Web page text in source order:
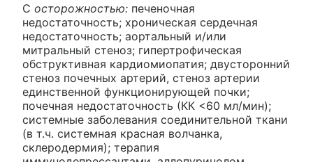
С осторожностью: печеночная
недостаточность; хроническая сердечная
недостаточность; аортальный и/или
митральный стеноз; гипертрофическая
обструктивная кардиомиопатия; двусторонний
стеноз почечных артерий, стеноз артерии
единственной функционирующей почки;
почечная недостаточность (КК <60 мл/мин);
системные заболевания соединительной ткани
(в т.ч. системная красная волчанка,
склеродермия); терапия